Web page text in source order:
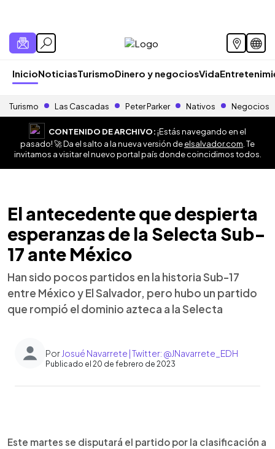
InicioNoticiasTurismoDinero y negociosVida
Turismo Las Cascadas Peter Parker Nativos Negocios
CONTENIDO DE ARCHIVO:¡Estás navegando en el
pasado! 🚀 Da el salto a la nueva versión deelsalvador.com . Te
invitamos a visitar el nuevo portal país donde coincidimos todos.
El antecedente que despierta
esperanzas de la Selecta Sub-
17 ante México
Han sido pocos partidos en la historia Sub-17
entre México y El Salvador, pero hubo un partido
que rompió el dominio azteca a la Selecta
Por Josué Navarrete | Twitter: @JNavarrete_EDH
Publicado el 20 de febrero de 2023
Escuchar artículo
Este martes se disputará el partido por la clasificación a